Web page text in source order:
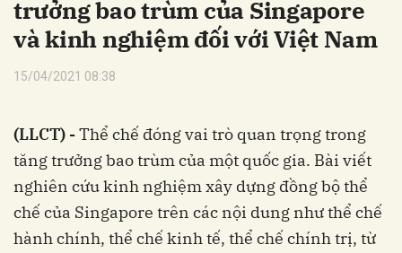
trưởng bao trùm của Singapore
và kinh nghiệm đối với Việt Nam
15/04/2021 08:38
(LLCT) -Thể chế đóng vai trò quan trọng trong
tăng trưởng bao trùm của một quốc gia. Bài viết
nghiên cứu kinh nghiệm xây dựng đồng bộ thể
chế của Singapore trên các nội dung như thể chế
hành chính, thể chế kinh tế, thể chế chính trị, từ